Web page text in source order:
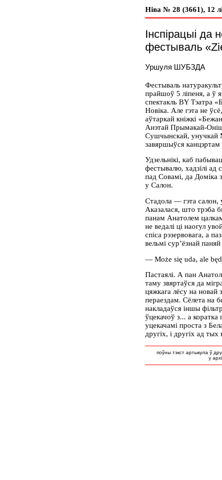
Ніва № 28 (3661), 12
Інспірацыі
фестываль
Уршуля ШУБЗДА
Фестываль
прайшоў 5 ліпеня, а ў
спектакль BY Тэатра
Новіка. Але гэта не
аўтаркай кніжкі
Анэтай Прымакай-
Сушчынскай, унучкай
завяршыўся
Удзельнікі, каб
фестывалю, хадзілі ад
пад Совамі, да Доміка
у Салон.
Стадола — гэта салон,
Аказалася, што трэба
панам Анатолем
не ведалі ці наогул
спіса рэзервовага, а
вельмі сур’ёзнай
— Może się uda, ale
Пастаялі. А пан
таму звяртаўся да
цяжкага лёсу на новай
пераездам. Сёлета на
накладаўся іншы
ўцекачоў з... а
уцекачамі проста з
другіх, і другіх ад
поўны тэкст артыкула ў
у